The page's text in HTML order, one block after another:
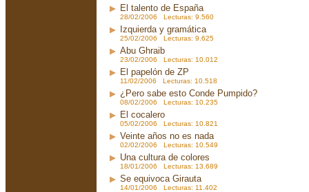
El talento de España
28/02/2006 Lecturas: 9.560
Izquierda y gramática
25/02/2006 Lecturas: 9.625
Abu Ghraib
23/02/2006 Lecturas: 10.012
El papelón de ZP
11/02/2006 Lecturas: 10.518
¿Pero sabe esto Conde Pumpido?
08/02/2006 Lecturas: 10.235
El cocalero
05/02/2006 Lecturas: 10.821
Veinte años no es nada
02/02/2006 Lecturas: 10.549
Una cultura de colores
18/01/2006 Lecturas: 13.689
Se equivoca Girauta
14/01/2006 Lecturas: 11.402